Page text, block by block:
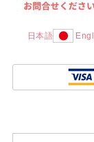
日本語